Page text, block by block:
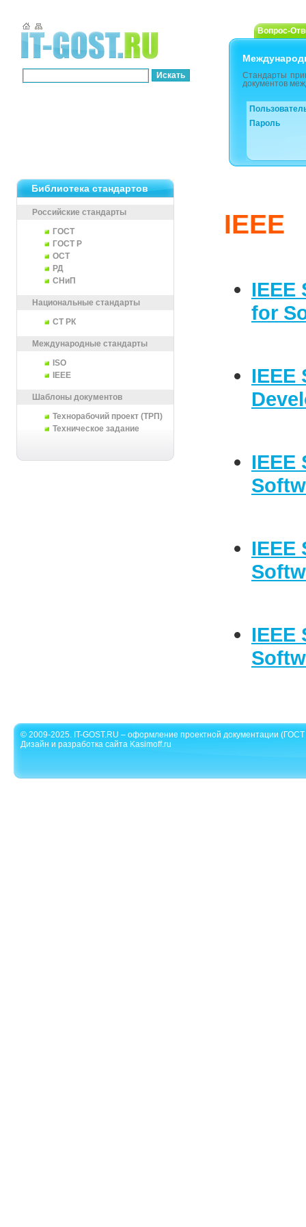
Вопрос-
Стандарты
документов
Пароль
Библиотека стандартов
Российские стандарты
ГОСТ
ГОСТ Р
ОСТ
РД
СНиП
Национальные стандарты
СТ РК
Международные стандарты
ISO
IEEE
Шаблоны документов
Технорабочий проект (ТРП)
Техническое задание
IEEE
IEEE
for
IEEE
IEEE
IEEE
IEEE
© 2009-2025. IT-GOST.RU – оформление проектной документации
Дизайн и разработка сайта Kasimoff.ru